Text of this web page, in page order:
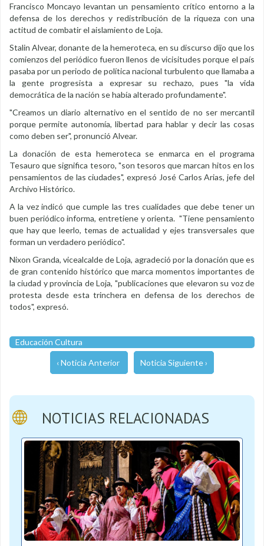
Francisco Moncayo levantan un pensamiento crítico entorno a la
defensa de los derechos y redistribución de la riqueza con una
actitud de combatir el aislamiento de Loja.
Stalin Alvear, donante de la hemeroteca, en su discurso dijo que los
comienzos del periódico fueron llenos de vicisitudes porque el país
pasaba por un periodo de política nacional turbulento que llamaba a
la gente progresista a expresar su rechazo, pues "la vida
democrática de la nación se había alterado profundamente".
"Creamos un diario alternativo en el sentido de no ser mercantil
porque permite autonomía, libertad para hablar y decir las cosas
como deben ser", pronunció Alvear.
La donación de esta hemeroteca se enmarca en el programa
Tesauro que significa tesoro, "son tesoros que marcan hitos en los
pensamientos de las ciudades", expresó José Carlos Arias, jefe del
Archivo Histórico.
A la vez indicó que cumple las tres cualidades que debe tener un
buen periódico informa, entretiene y orienta. "Tiene pensamiento
que hay que leerlo, temas de actualidad y ejes transversales que
forman un verdadero periódico".
Nixon Granda, vicealcalde de Loja, agradeció por la donación que es
de gran contenido histórico que marca momentos importantes de
la ciudad y provincia de Loja, "publicaciones que elevaron su voz de
protesta desde esta trinchera en defensa de los derechos de
todos", expresó.
Educación Cultura
‹ Noticia Anterior Noticia Siguiente ›
NOTICIAS RELACIONADAS